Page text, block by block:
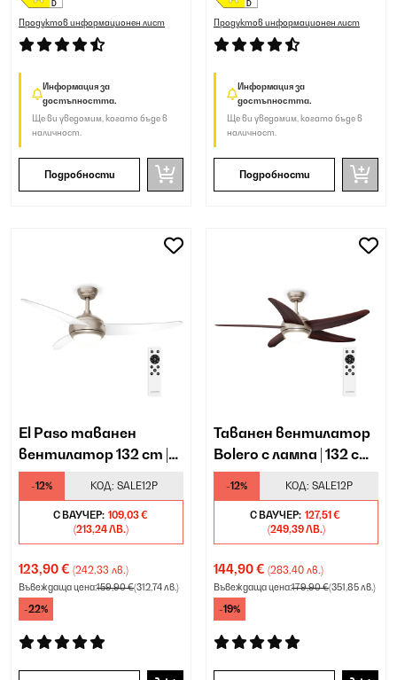
Продуктов информационен лист
Информация за
достъпността.
Ще ви уведомим, когато бъде в
наличност.
Подробности
Продуктов информационен лист
Информация за
достъпността.
Ще ви уведомим, когато бъде в
наличност.
Подробности
El Paso таванен
вентилатор 132 cm |
35 W | с лампа
-12% КОД: SALE12P
С ВАУЧЕР: 109,03 €
(213,24 ЛВ.)
123,90 € (242,33 лв.)
Въвеждаща цена:159,90 €(312,74 лв.)
-22%
Таванен вентилатор
Bolero с лампа | 132 см |
35 W
-12% КОД: SALE12P
С ВАУЧЕР: 127,51 €
(249,39 ЛВ.)
144,90 € (283,40 лв.)
Въвеждаща цена:179,90 €(351,85 лв.)
-19%